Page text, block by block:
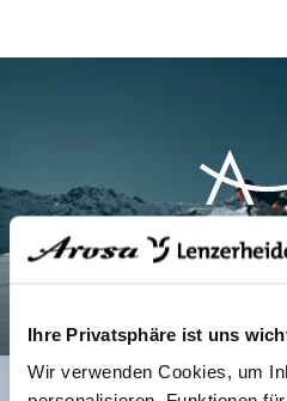
Ihre Privatsphäre ist uns
Wir verwenden Cookies, um
Ski